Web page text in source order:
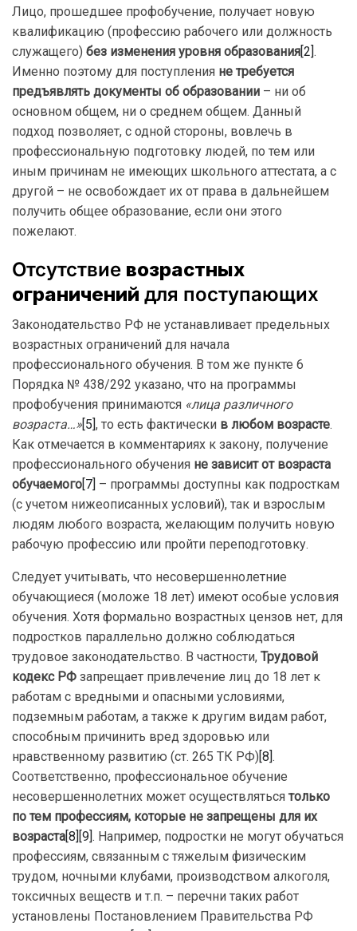
Лицо, прошедшее профобучение, получает новую
квалификацию (профессию рабочего или должность
служащего) без изменения уровня образования[2].
Именно поэтому для поступления не требуется
предъявлять документы об образовании – ни об
основном общем, ни о среднем общем. Данный
подход позволяет, с одной стороны, вовлечь в
профессиональную подготовку людей, по тем или
иным причинам не имеющих школьного аттестата, а с
другой – не освобождает их от права в дальнейшем
получить общее образование, если они этого
пожелают.
Отсутствие возрастных
ограничений для поступающих
Законодательство РФ не устанавливает предельных
возрастных ограничений для начала
профессионального обучения. В том же пункте 6
Порядка № 438/292 указано, что на программы
профобучения принимаются «лица различного
возраста…»[5], то есть фактически в любом возрасте.
Как отмечается в комментариях к закону, получение
профессионального обучения не зависит от возраста
обучаемого[7] – программы доступны как подросткам
(с учетом нижеописанных условий), так и взрослым
людям любого возраста, желающим получить новую
рабочую профессию или пройти переподготовку.
Следует учитывать, что несовершеннолетние
обучающиеся (моложе 18 лет) имеют особые условия
обучения. Хотя формально возрастных цензов нет, для
подростков параллельно должно соблюдаться
трудовое законодательство. В частности, Трудовой
кодекс РФ запрещает привлечение лиц до 18 лет к
работам с вредными и опасными условиями,
подземным работам, а также к другим видам работ,
способным причинить вред здоровью или
нравственному развитию (ст. 265 ТК РФ)[8].
Соответственно, профессиональное обучение
несовершеннолетних может осуществляться только
по тем профессиям, которые не запрещены для их
возраста[8] [9]. Например, подростки не могут обучаться
профессиям, связанным с тяжелым физическим
трудом, ночными клубами, производством алкоголя,
токсичных веществ и т.п. – перечни таких работ
установлены Постановлением Правительства РФ